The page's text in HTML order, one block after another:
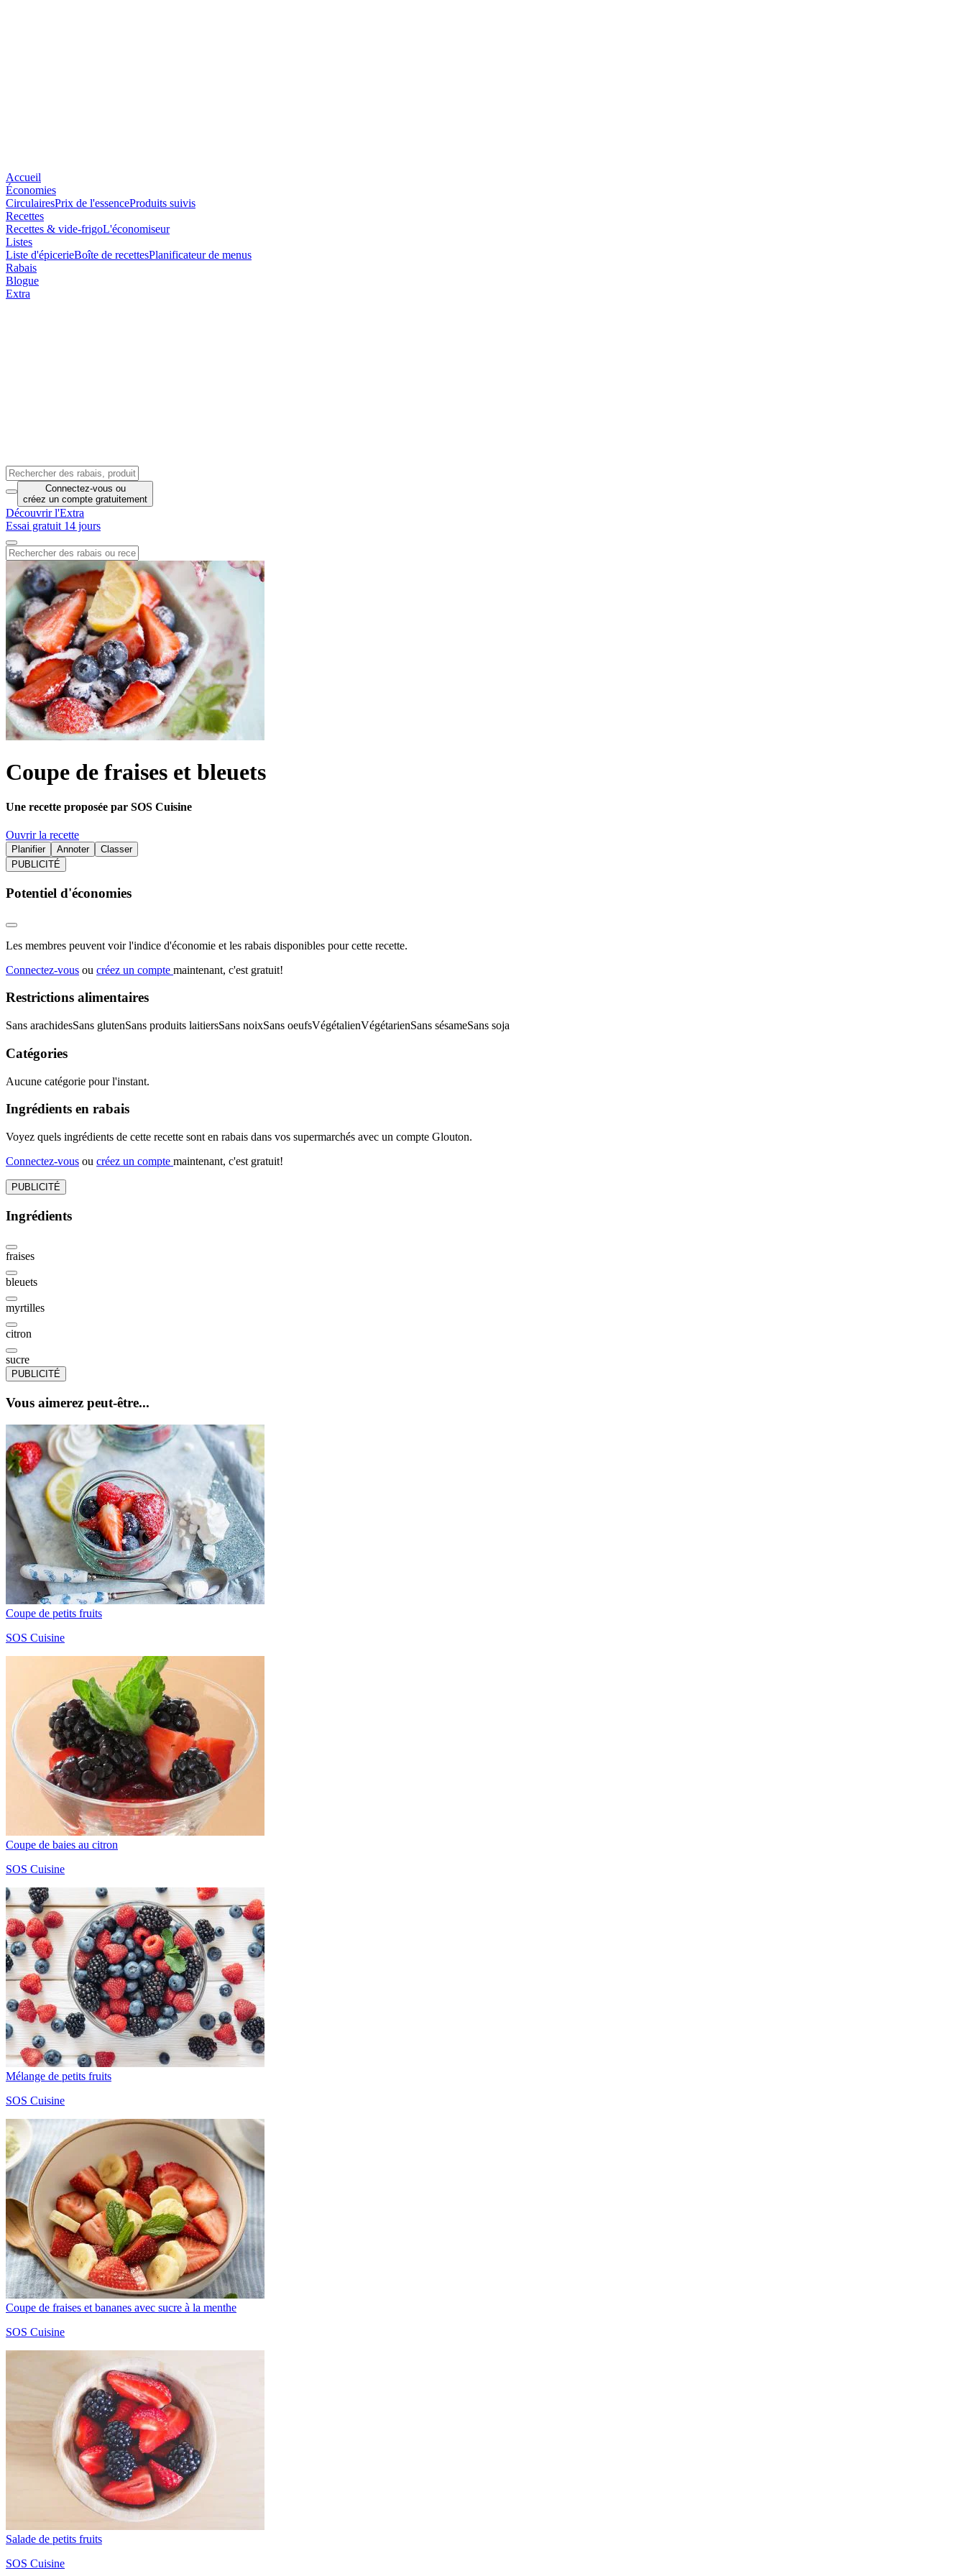
Accueil
Économies
CirculairesPrix de l'essenceProduits suivis
Recettes
Recettes & vide-frigoL'économiseur
Listes
Liste d'épicerieBoîte de recettesPlanificateur de menus
Rabais
Blogue
Extra
Connectez-vous ou
créez un compte gratuitement
Découvrir l'Extra
Essai gratuit 14 jours
Coupe de fraises et bleuets
Une recette proposée par SOS Cuisine
Ouvrir la recette
Planifier Annoter
Classer
PUBLICITÉ
Potentiel d'économies
Les membres peuvent voir l'indice d'économie et les rabais disponibles pour cette recette.
Connectez-vous ou créez un compte maintenant, c'est gratuit!
Restrictions alimentaires
Sans arachidesSans glutenSans produits laitiersSans noixSans oeufsVégétalienVégétarienSans sésameSans soja
Catégories
Aucune catégorie pour l'instant.
Ingrédients en rabais
Voyez quels ingrédients de cette recette sont en rabais dans vos supermarchés avec un compte Glouton.
Connectez-vous ou créez un compte maintenant, c'est gratuit!
PUBLICITÉ
Ingrédients
fraises
bleuets
myrtilles
citron
sucre
PUBLICITÉ
Vous aimerez peut-être...
Coupe de petits fruits
SOS Cuisine
Coupe de baies au citron
SOS Cuisine
Mélange de petits fruits
SOS Cuisine
Coupe de fraises et bananes avec sucre à la menthe
SOS Cuisine
Salade de petits fruits
SOS Cuisine